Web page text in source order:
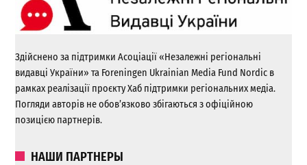
Здійснено за підтримки Асоціації «Незалежні регіональні
видавці України» та Foreningen Ukrainian Media Fund Nordic в
рамках реалізації проєкту Хаб підтримки регіональних медіа.
Погляди авторів не обов’язково збігаються з офіційною
позицією партнерів.
НАШИ ПАРТНЕРЫ